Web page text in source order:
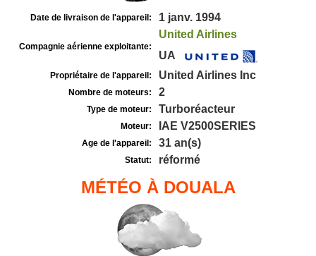
Date de livraison de l'appareil: 1 janv. 1994
Compagnie aérienne exploitante:
United Airlines
UA
Propriétaire de l'appareil: United Airlines Inc
Nombre de moteurs: 2
Type de moteur: Turboréacteur
Moteur: IAE V2500SERIES
Age de l'appareil: 31 an(s)
Statut: réformé
MÉTÉO À DOUALA